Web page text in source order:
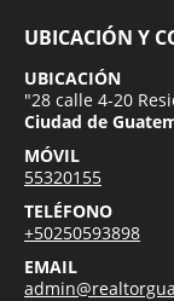
UBICACIÓN Y
UBICACIÓN
"28 calle 4-20
Ciudad de
MÓVIL
55320155
TELÉFONO
+50250593898
EMAIL